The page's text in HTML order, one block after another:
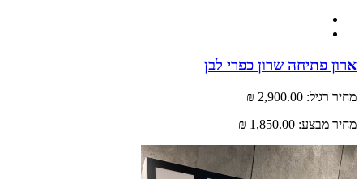
פתיחה שרון כפרי לבן
רגיל: 2,900.00 ₪
מבצע: 1,850.00 ₪